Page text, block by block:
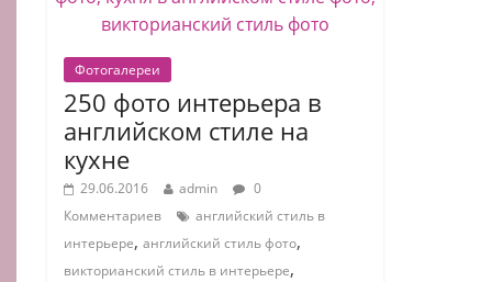
Фотогалереи
250 фото интерьера в
английском стиле на
кухне
29.06.2016 admin
0
Комментариев
английский стиль в
интерьере,английский стиль фото,
викторианский стиль в интерьере,